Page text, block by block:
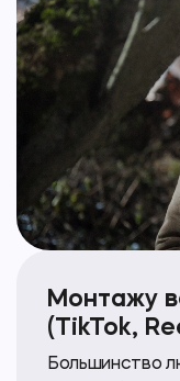
Монтажу
(TikTok,
Большинство